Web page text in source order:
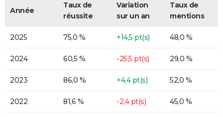
Année
Taux de
réussite
Variation
sur un an
Taux de
mentions
2025 75,0 % +14,5 pt(s) 48,0 %
2024 60,5 % -25,5 pt(s) 29,0 %
2023 86,0 % +4,4 pt(s) 52,0 %
2022 81,6 % -2,4 pt(s) 45,0 %